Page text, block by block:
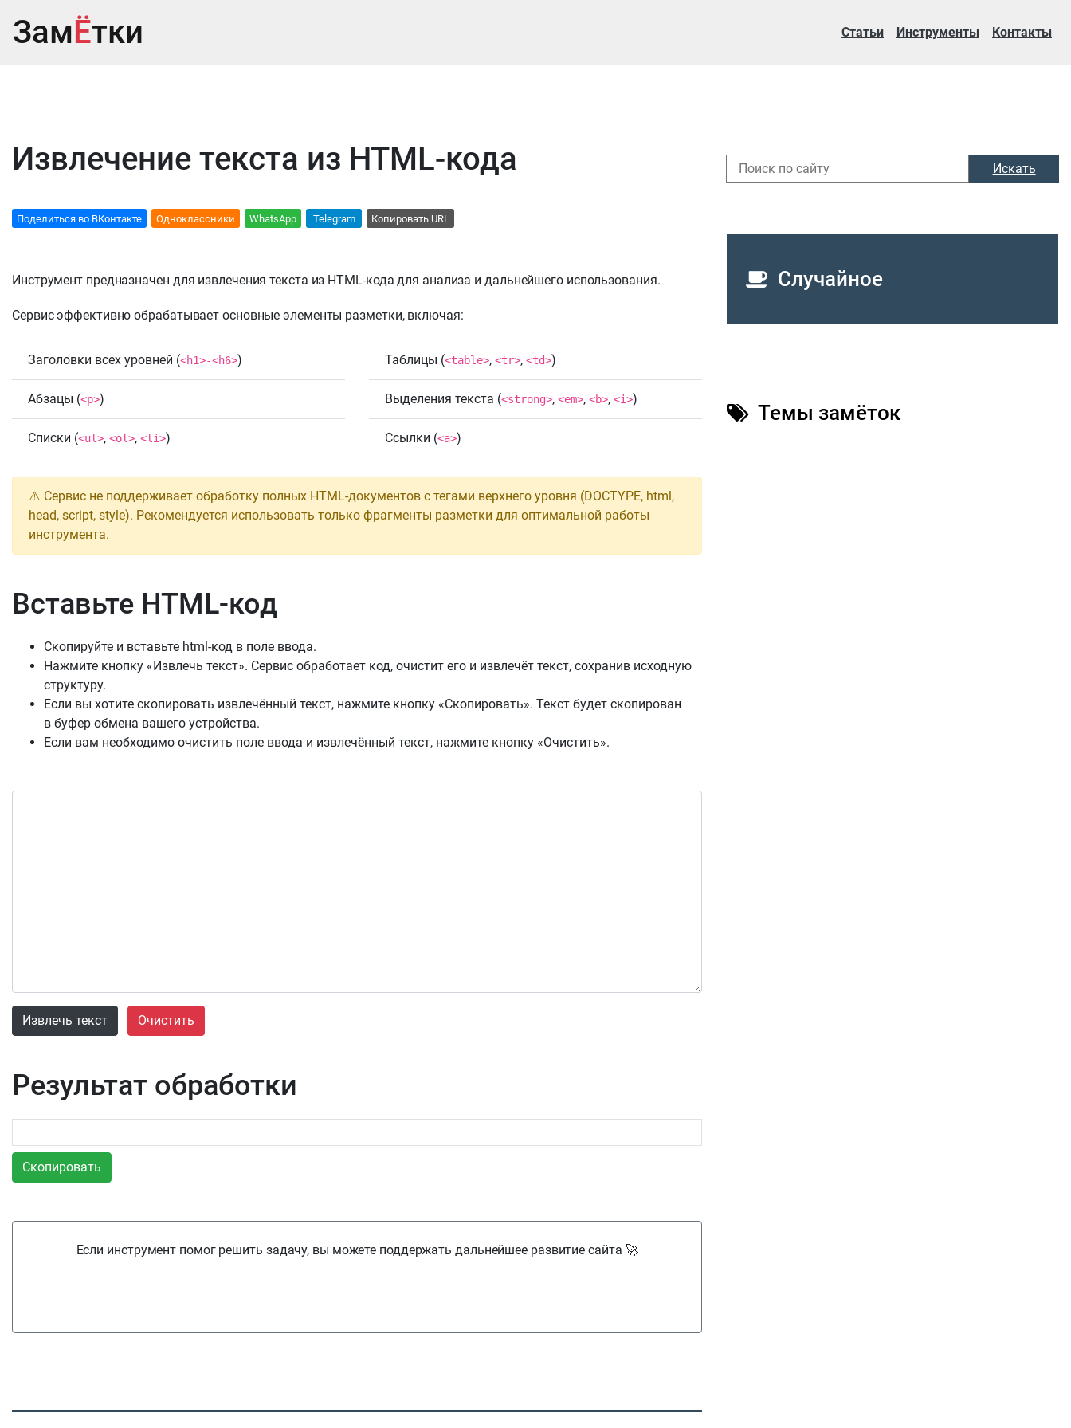
ЗамЁтки Статьи Инструменты Контакты
Извлечение текста из HTML-кода
Поделиться во ВКонтакте Oдноклассники WhatsApp Telegram Копировать URL
Инструмент предназначен для извлечения текста из HTML-кода для анализа и дальнейшего использования.
Сервис эффективно обрабатывает основные элементы разметки, включая:
Заголовки всех уровней (<h1>-<h6>)
Абзацы (<p>)
Списки (<ul>, <ol>, <li>)
Таблицы (<table>, <tr>, <td>)
Выделения текста (<strong>, <em>, <b>, <i>)
Ссылки (<a>)
⚠️ Сервис не поддерживает обработку полных HTML-документов с тегами верхнего уровня (DOCTYPE, html,
head, script, style). Рекомендуется использовать только фрагменты разметки для оптимальной работы
инструмента.
Вставьте HTML-код
Скопируйте и вставьте html-код в поле ввода.
Нажмите кнопку «Извлечь текст». Сервис обработает код, очистит его и извлечёт текст, сохранив исходную
структуру.
Если вы хотите скопировать извлечённый текст, нажмите кнопку «Скопировать». Текст будет скопирован
в буфер обмена вашего устройства.
Если вам необходимо очистить поле ввода и извлечённый текст, нажмите кнопку «Очистить».
Извлечь текст Очистить
Результат обработки
Скопировать
Если инструмент помог решить задачу, вы можете поддержать дальнейшее развитие сайта 🚀
Искать
Случайное
Темы замёток